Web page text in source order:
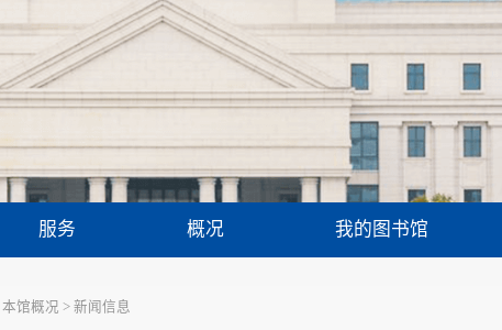
服务 概况 我的图书馆
本馆概况 > 新闻信息